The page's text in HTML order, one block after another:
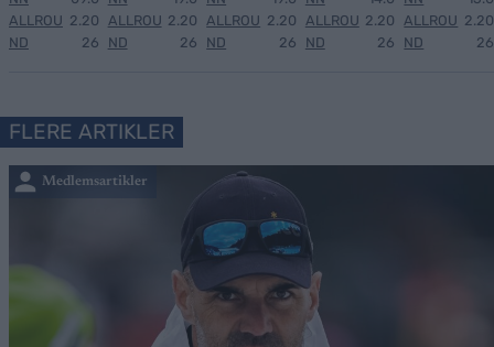
ALLROU
ND
2.20
26
ALLROU
ND
2.20
26
ALLROU
ND
2.20
26
ALLROU
ND
2.20
26
ALLROU
ND
2.20
26
FLERE ARTIKLER
Medlemsartikler